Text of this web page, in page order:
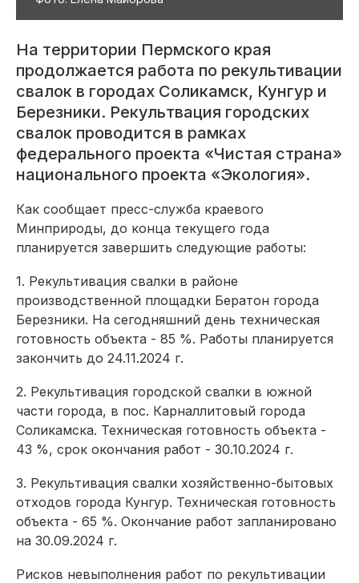
На территории Пермского края
продолжается работа по рекультивации
свалок в городах Соликамск, Кунгур и
Березники. Рекультвация городских
свалок проводится в рамках
федерального проекта «Чистая страна»
национального проекта «Экология».
Как сообщает пресс-служба краевого
Минприроды, до конца текущего года
планируется завершить следующие работы:
1. Рекультивация свалки в районе
производственной площадки Бератон города
Березники. На сегодняшний день техническая
готовность объекта - 85 %. Работы планируется
закончить до 24.11.2024 г.
2. Рекультивация городской свалки в южной
части города, в пос. Карналлитовый города
Соликамска. Техническая готовность объекта -
43 %, срок окончания работ - 30.10.2024 г.
3. Рекультивация свалки хозяйственно-бытовых
отходов города Кунгур. Техническая готовность
объекта - 65 %. Окончание работ запланировано
на 30.09.2024 г.
Рисков невыполнения работ по рекультивации